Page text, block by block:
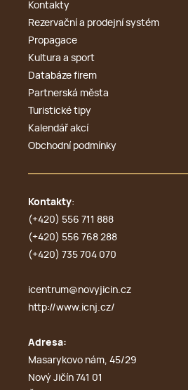
Kontakty
Rezervační a prodejní systém
Propagace
Kultura a sport
Databáze firem
Partnerská města
Turistické tipy
Kalendář akcí
Obchodní podmínky
Kontakty:
(+420) 556 711 888
(+420) 556 768 288
(+420) 735 704 070
icentrum@novyjicin.cz
http://www.icnj.cz/
Adresa:
Masarykovo nám, 45/29
Nový Jičín 741 01